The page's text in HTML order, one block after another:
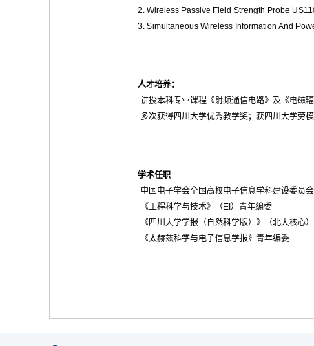
2. Wireless Passive Field Strength Probe
3. Simultaneous Wireless Information And
人才培养：
讲授本科专业课程《射频通信电路》及《电磁
多次获得四川大学优秀教学奖；获四川大学劳
学术任职
中国电子学会全国高校电子信息学科建设委员
《工程科学与技术》（EI ）青年编委
《四川大学学报（自然科学版）》（北大核心
《太赫兹科学与电子信息学报》青年编委